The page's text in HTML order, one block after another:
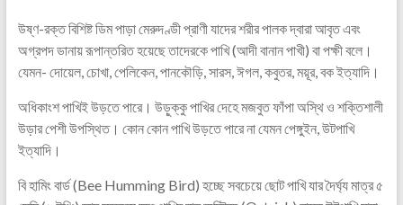
উষ্ণ-রক্ত বিশিষ্ট ডিম পাড়া মেরুদণ্ডী প্রাণী যাদের শরীর পালক দ্বারা আবৃত এবং
অগ্রপদ ডানায় রূপান্তরিত হয়েছে তাদেরকে পাখি (আদী বানান পাখী) বা পক্ষী বলে।
যেমন- দোয়েল, চোখা, পেলিকেন, পানকৌড়ি, সারস, ঈগল, কবুতর, ময়ূর, বক ইত্যাদি।
অধিকাংশ পাখিই উড়তে পারে। উড়ুক্কু পাখির দেহে মজবুত ফাঁপা অস্থি ও শক্তিশালী
উড়ার পেশী উপস্থিত। কোন কোন পাখি উড়তে পারে না যেমন পেঙ্গুইন, উটপাখি
ইত্যাদি।
বি হামিং বার্ড (Bee Humming Bird) হচ্ছে সবচেয়ে ছোট পাখি যার দৈর্ঘ্য মাত্র ৫